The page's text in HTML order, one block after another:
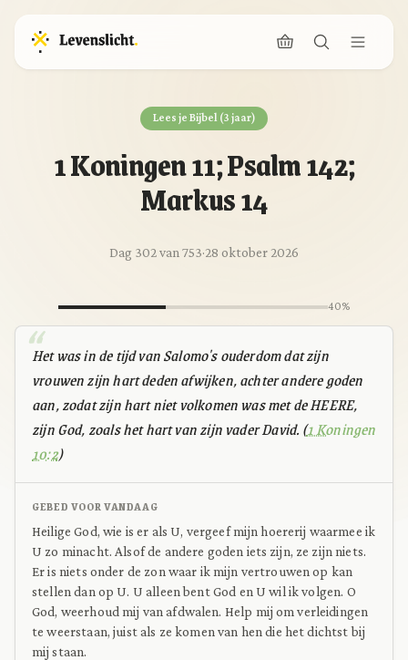
Lees je Bijbel (3 jaar)
1 Koningen 11; Psalm 142;
Markus 14
Dag 302 van 753·28 oktober 2026
40%
Het was in de tijd van Salomo's ouderdom dat zijn
vrouwen zijn hart deden afwijken, achter andere goden
aan, zodat zijn hart niet volkomen was met de HEERE,
zijn God, zoals het hart van zijn vader David. (1 Koningen
10:2)
GEBED VOOR VANDAAG
Heilige God, wie is er als U, vergeef mijn hoererij waarmee ik
U zo minacht. Alsof de andere goden iets zijn, ze zijn niets.
Er is niets onder de zon waar ik mijn vertrouwen op kan
stellen dan op U. U alleen bent God en U wil ik volgen. O
God, weerhoud mij van afdwalen. Help mij om verleidingen
te weerstaan, juist als ze komen van hen die het dichtst bij
mij staan.